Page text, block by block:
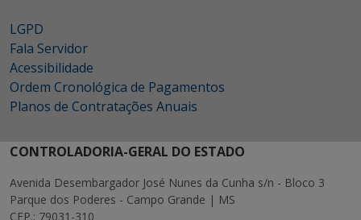
LGPD
Fala Servidor
Acessibilidade
Ordem Cronológica de Pagamentos
Planos de Contratações Anuais
CONTROLADORIA-GERAL DO ESTADO
Avenida Desembargador José Nunes da Cunha s/n - Bloco 3
Parque dos Poderes - Campo Grande | MS
CEP.: 79031-310